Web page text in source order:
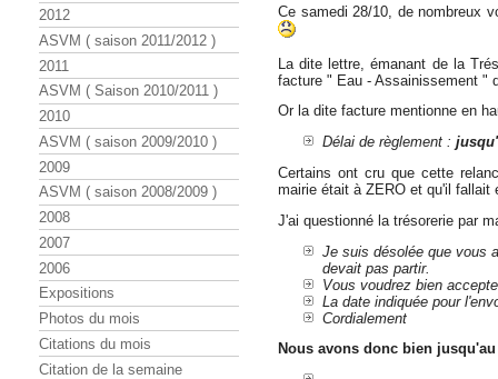
Ce samedi 28/10, de nombreux
La dite lettre, émanant de la
facture " Eau - Assainissement "
Or la dite facture mentionne en
Délai de règlement :
Certains ont cru que cette
mairie était à ZERO et qu'il fallait
J'ai questionné la trésorerie par
Je suis désolée que vous
devait pas partir.
Vous voudrez bien
La date indiquée pour
Cordialement
Nous avons donc bien
2012
ASVM ( saison 2011/2012 )
2011
ASVM ( Saison 2010/2011 )
2010
ASVM ( saison 2009/2010 )
2009
ASVM ( saison 2008/2009 )
2008
2007
2006
Expositions
Photos du mois
Citations du mois
Citation de la semaine